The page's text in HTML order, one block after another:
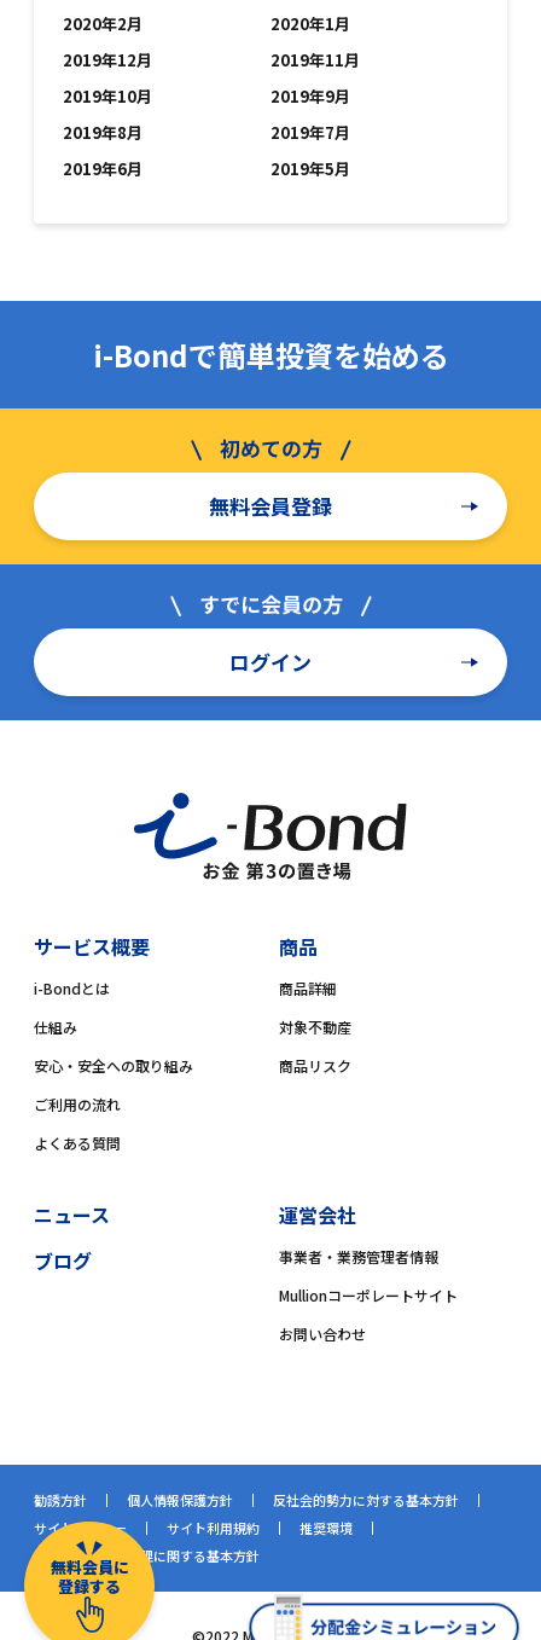
2020年2月
2020年1月
2019年12月
2019年11月
2019年10月
2019年9月
2019年8月
2019年7月
2019年6月
2019年5月
i-Bondで簡単投資を始める
無料会員登録
ログイン
サービス概要
i-Bondとは
仕組み
安心・安全への取り組み
ご利用の流れ
よくある質問
商品
商品詳細
対象不動産
商品リスク
ニュース
ブログ
運営会社
事業者・業務管理者情報
Mullionコーポレートサイト
お問い合わせ
勧誘方針 個人情報保護方針
反社会的勢力に対する基本方針
サイトポリシー
サイト利用規約
推奨環境
情報処理組織の管理に関する基本方針
©2022 Mullion Co.,Ltd.
無料会員に
登録する